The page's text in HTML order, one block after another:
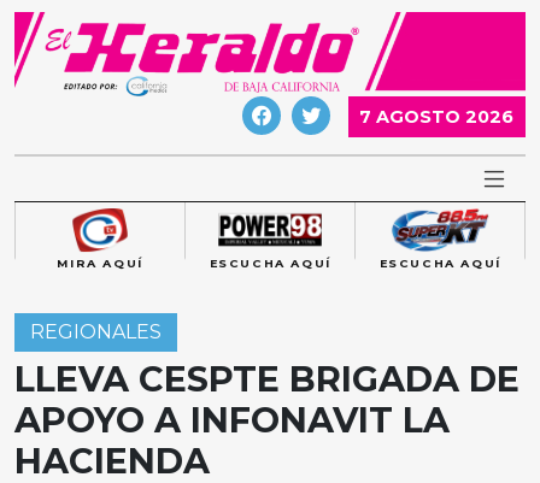
Skip
content
7 AGOSTO 2026
MIRA AQUÍ ESCUCHA AQUÍ ESCUCHA AQUÍ
REGIONALES
LLEVA CESPTE BRIGADA DE
APOYO A INFONAVIT LA
HACIENDA